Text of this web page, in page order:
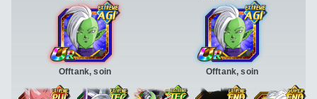
Offtank, soin Offtank, soin